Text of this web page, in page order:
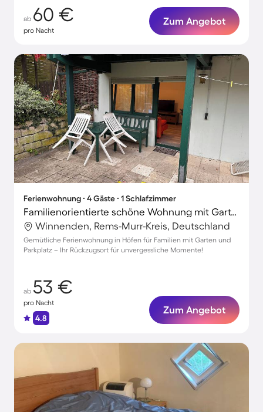
ab 60 €
pro Nacht
Zum Angebot
Ferienwohnung ∙ 4 Gäste ∙ 1 Schlafzimmer
Familienorientierte schöne Wohnung mit Garten und Terrasse
Winnenden, Rems-Murr-Kreis, Deutschland
Gemütliche Ferienwohnung in Höfen für Familien mit Garten und
Parkplatz – Ihr Rückzugsort für unvergessliche Momente!
ab 53 €
pro Nacht
4.8
Zum Angebot